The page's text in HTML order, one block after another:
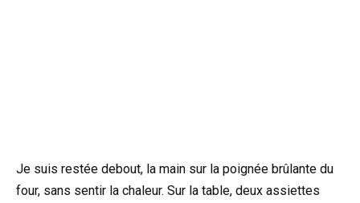
Je suis restée debout, la main sur la poignée brûlante du
four, sans sentir la chaleur. Sur la table, deux assiettes